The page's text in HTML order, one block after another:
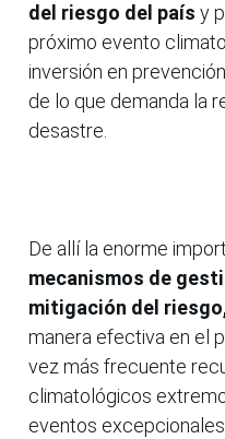
del riesgo del país y
próximo evento
inversión en
de lo que demanda la
desastre.
De allí la enorme
mecanismos de
mitigación del
manera efectiva en el
vez más frecuente
climatológicos
eventos